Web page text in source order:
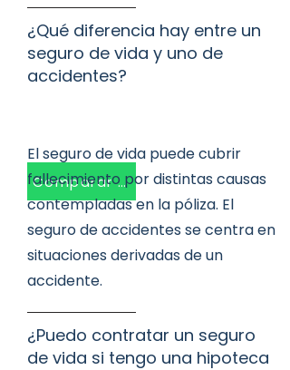
Comparar opciones
¿Qué diferencia hay entre un
seguro de vida y uno de
accidentes?
El seguro de vida puede cubrir
fallecimiento por distintas causas
contempladas en la póliza. El
seguro de accidentes se centra en
situaciones derivadas de un
accidente.
¿Puedo contratar un seguro
de vida si tengo una hipoteca